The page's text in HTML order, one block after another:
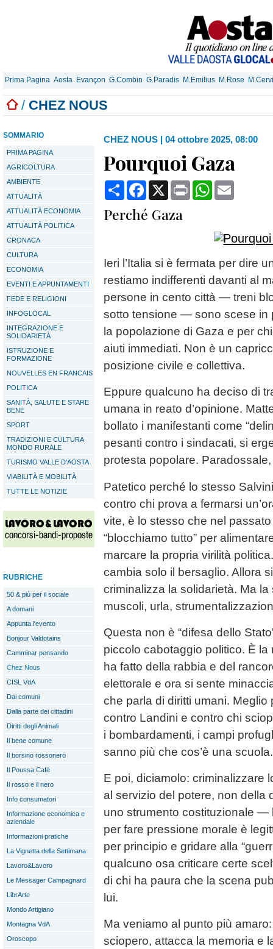
Prima Pagina Aosta Evançon G.Combin G.Paradis M.Emilius M.Rose
/ CHEZ NOUS
SOMMARIO
PRIMA PAGINA
AGRICOLTURA
AMBIENTE
ATTUALITÀ
ATTUALITÀ ECONOMIA
ATTUALITÀ POLITICA
CRONACA
CULTURA
ECONOMIA
EVENTI E APPUNTAMENTI
FEDE E RELIGIONI
INFOGLOCAL
INTEGRAZIONE E
SOLIDARIETÀ
ISTRUZIONE E
FORMAZIONE
NOUVELLES EN FRANCAIS
POLITICA
SANITÀ, SALUTE E STARE
BENE
SPORT
TRADIZIONI E CULTURA
MONDO RURALE
TURISMO VALLE D'AOSTA
VIABILITÀ E MOBILITÀ
TUTTE LE NOTIZIE
RUBRICHE
50 & più per il sociale
A domani
Appunta l'evento
Bonjour Valdotains
Camminar pensando
Chez Nous
CISL VdA
Dai comuni
Dalla parte dei cittadini
Diritti degli Animali
Il bene comune
Il borsino rossonero
Il Poussa Café
Il rosso e il nero
Info consumatori
Informazione economica e
aziendale
Informazioni pratiche
La Vignetta della Settimana
Lavoro&Lavoro
Le Messager Campagnard
LibrArte
Mondo Artigiano
Montagna VdA
Oroscopo
CHEZ NOUS | 04 ottobre 2025, 08:00
Pourquoi Gaza
CondividiFacebook
X Print WhatsApp
Perché Gaza
Ieri l’Italia si è fermata per dire
restiamo indifferenti davanti al
persone in cento città — treni
sotto tensione — sono scese in
la popolazione di Gaza e per
aiuti immediati. Non è un
posizione civile e collettiva.
Eppure qualcuno ha deciso di
umana in reato d’opinione.
bollato i manifestanti come
pesanti contro i sindacati, si
protesta popolare.
Patetico perché lo stesso
contro chi prova a fermarsi
vite, è lo stesso che nel
“blocchiamo tutto” per
marcare la propria virilità
cambia solo il bersaglio. Allora
criminalizza la solidarietà. Ma
muscoli, urla,
Questa non è “difesa dello
piccolo cabotaggio politico. È
ha fatto della rabbia e del
elettorale e ora si sente
che parla di diritti umani.
contro Landini e contro chi
i bombardamenti, i campi
sanno più che cos’è una scuola.
E poi, diciamolo: criminalizzare
al servizio del potere, non della
uno strumento costituzionale
per fare pressione morale è
per principio e gridare alla
qualcuno osa criticare certe
di chi ha paura che la scena
lui.
Ma veniamo al punto più
sciopero, attacca la memoria e